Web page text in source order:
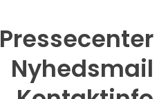
Pressecenter
Nyhedsmail